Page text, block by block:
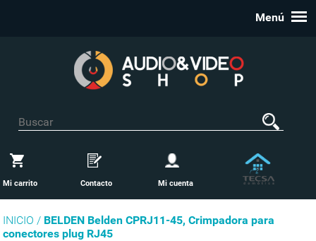
Menú
Mi carrito Contacto Mi cuenta
INICIO / BELDEN Belden CPRJ11-45, Crimpadora para
conectores plug RJ45